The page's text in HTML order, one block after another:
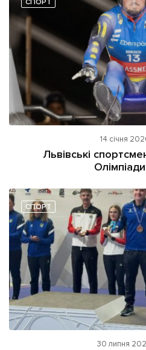
Підтримати
СПОРТ
14 січня
Львівські
СПОРТ
30 липня